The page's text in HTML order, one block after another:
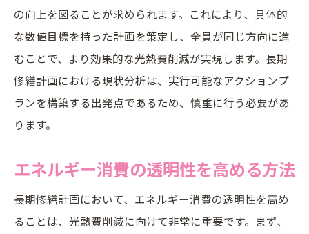
住民協力で環境に優しい長期修繕計画を推進
住民参加型の計画策定プロセス
住民とのコミュニケーションを円滑にする
方法
コミュニティ全体での協力体制の構築
成功事例に学ぶ効果的な住民参加方法
エネルギー効率を高める資材選びのポイント
の向上を図ることが求められます。これにより、具体的
な数値目標を持った計画を策定し、全員が同じ方向に進
むことで、より効果的な光熱費削減が実現します。長期
修繕計画における現状分析は、実行可能なアクションプ
ランを構築する出発点であるため、慎重に行う必要があ
ります。
エネルギー消費の透明性を高める方法
長期修繕計画において、エネルギー消費の透明性を高め
ることは、光熱費削減に向けて非常に重要です。まず、